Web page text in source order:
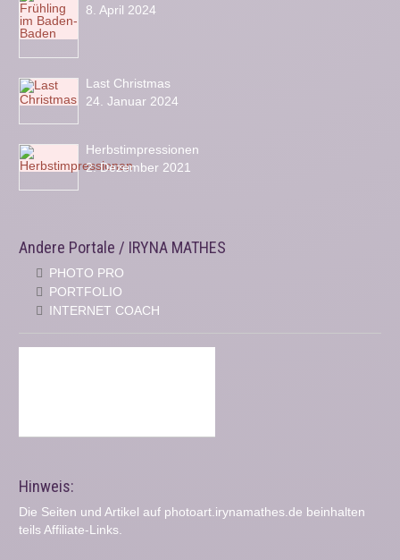
8. April 2024
Last Christmas
24. Januar 2024
Herbstimpressionen
2. Dezember 2021
Andere Portale / IRYNA MATHES
PHOTO PRO
PORTFOLIO
INTERNET COACH
Hinweis:
Die Seiten und Artikel auf photoart.irynamathes.de beinhalten
teils Affiliate-Links.